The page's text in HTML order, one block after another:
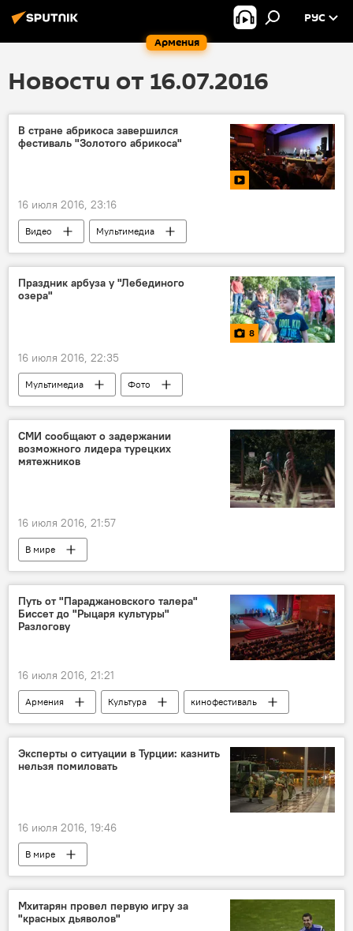
Армения
РУС
Новости от 16.07.2016
В стране абрикоса завершился
фестиваль "Золотого абрикоса"
16 июля 2016, 23:16
Видео Мультимедиа
Праздник арбуза у "Лебединого
озера"
8
16 июля 2016, 22:35
Мультимедиа Фото
СМИ сообщают о задержании
возможного лидера турецких
мятежников
16 июля 2016, 21:57
В мире
Попытка военного переворота в Турции
Путь от "Параджановского талера"
Биссет до "Рыцаря культуры"
Разлогову
16 июля 2016, 21:21
Армения Культура кинофестиваль
Эксперты о ситуации в Турции: казнить
нельзя помиловать
16 июля 2016, 19:46
В мире
Попытка военного переворота в Турции
Мхитарян провел первую игру за
"красных дьяволов"